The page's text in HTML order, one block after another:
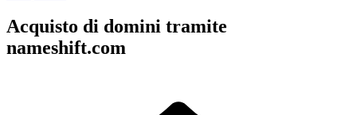
Acquisto di domini tramite
nameshift.com